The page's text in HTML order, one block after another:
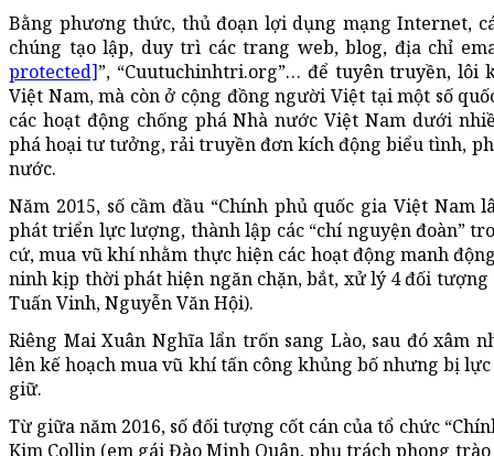
Bằng phương thức, thủ đoạn lợi dụng mạng Internet,
chúng tạo lập, duy trì các trang web, blog, địa chỉ
protected]”, “Cuutuchinhtri.org”… để tuyên truyền,
Việt Nam, mà còn ở cộng đồng người Việt tại một số
các hoạt động chống phá Nhà nước Việt Nam dưới
phá hoại tư tưởng, rải truyền đơn kích động biểu tình,
nước.
Năm 2015, số cầm đầu “Chính phủ quốc gia Việt Nam
phát triển lực lượng, thành lập các “chí nguyện đoàn”
cứ, mua vũ khí nhằm thực hiện các hoạt động manh
ninh kịp thời phát hiện ngăn chặn, bắt, xử lý 4 đối
Tuấn Vinh, Nguyễn Văn Hội).
Riêng Mai Xuân Nghĩa lẩn trốn sang Lào, sau đó xâm
lên kế hoạch mua vũ khí tấn công khủng bố nhưng bị
giữ.
Từ giữa năm 2016, số đối tượng cốt cán của tổ chức
Kim Collin (em gái Đào Minh Quân, phụ trách phong